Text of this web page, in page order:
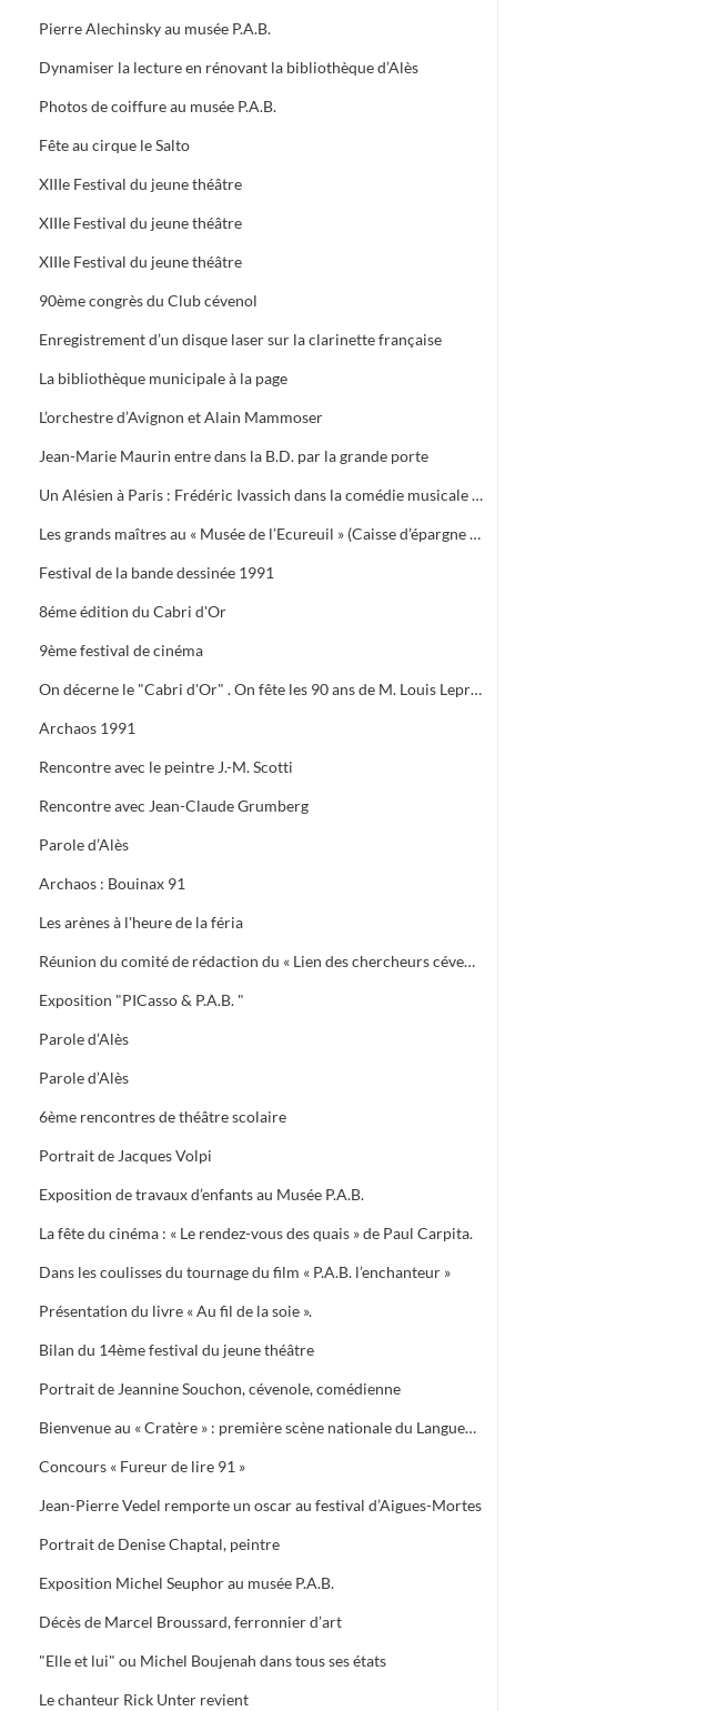
Pierre Alechinsky au musée P.A.B.
Dynamiser la lecture en rénovant la bibliothèque d’Alès
Photos de coiffure au musée P.A.B.
Fête au cirque le Salto
XIIIe Festival du jeune théâtre
XIIIe Festival du jeune théâtre
XIIIe Festival du jeune théâtre
90ème congrès du Club cévenol
Enregistrement d’un disque laser sur la clarinette française
La bibliothèque municipale à la page
L’orchestre d’Avignon et Alain Mammoser
Jean-Marie Maurin entre dans la B.D. par la grande porte
Un Alésien à Paris : Frédéric Ivassich dans la comédie musicale « 42nd street » au théâtre du Châtelet
Les grands maîtres au « Musée de l’Ecureuil » (Caisse d’épargne d’Alès).
Festival de la bande dessinée 1991
8éme édition du Cabri d'Or
9ème festival de cinéma
On décerne le "Cabri d'Or" . On fête les 90 ans de M. Louis Leprince-Ringuet
Archaos 1991
Rencontre avec le peintre J.-M. Scotti
Rencontre avec Jean-Claude Grumberg
Parole d’Alès
Archaos : Bouinax 91
Les arènes à l'heure de la féria
Réunion du comité de rédaction du « Lien des chercheurs cévenols »
Exposition "PICasso & P.A.B. "
Parole d’Alès
Parole d’Alès
6ème rencontres de théâtre scolaire
Portrait de Jacques Volpi
Exposition de travaux d’enfants au Musée P.A.B.
La fête du cinéma : « Le rendez-vous des quais » de Paul Carpita.
Dans les coulisses du tournage du film « P.A.B. l’enchanteur »
Présentation du livre « Au fil de la soie ».
Bilan du 14ème festival du jeune théâtre
Portrait de Jeannine Souchon, cévenole, comédienne
Bienvenue au « Cratère » : première scène nationale du Languedoc-Roussillon
Concours « Fureur de lire 91 »
Jean-Pierre Vedel remporte un oscar au festival d’Aigues-Mortes
Portrait de Denise Chaptal, peintre
Exposition Michel Seuphor au musée P.A.B.
Décès de Marcel Broussard, ferronnier d’art
"Elle et lui" ou Michel Boujenah dans tous ses états
Le chanteur Rick Unter revient